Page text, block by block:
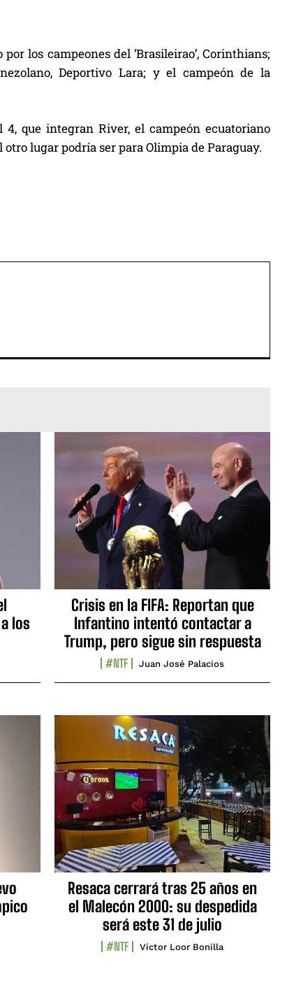
los campeones del ‘Brasileirao’, Corinthians;
Deportivo Lara; y el campeón de la
que integran River, el campeón ecuatoriano
lugar podría ser para Olimpia de Paraguay.
los
Crisis en la FIFA: Reportan que
Infantino intentó contactar a
Trump, pero sigue sin respuesta
#NTF Juan José Palacios
Resaca cerrará tras 25 años en
el Malecón 2000: su despedida
será este 31 de julio
#NTF Víctor Loor Bonilla